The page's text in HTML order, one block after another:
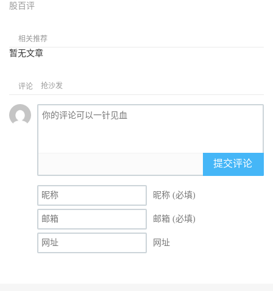
股百评
相关推荐
暂无文章
评论 抢沙发
提交评论
昵称 (必填)
邮箱 (必填)
网址